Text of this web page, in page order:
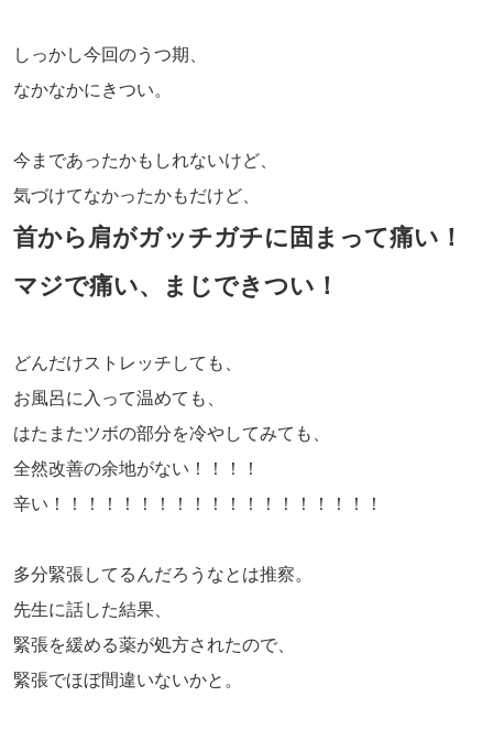
しっかし今回のうつ期、
なかなかにきつい。
今まであったかもしれないけど、
気づけてなかったかもだけど、
首から肩がガッチガチに固まって痛い！
マジで痛い、まじできつい！
どんだけストレッチしても、
お風呂に入って温めても、
はたまたツボの部分を冷やしてみても、
全然改善の余地がない！！！！
辛い！！！！！！！！！！！！！！！！！！！
多分緊張してるんだろうなとは推察。
先生に話した結果、
緊張を緩める薬が処方されたので、
緊張でほぼ間違いないかと。